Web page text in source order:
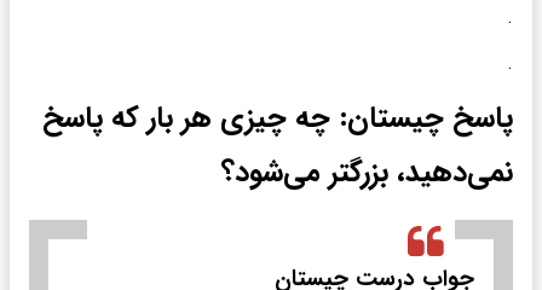
.
.
پاسخ چیستان: چه چیزی هر بار که پاسخ
نمی‌دهید، بزرگتر می‌شود؟
جواب درست چیستان